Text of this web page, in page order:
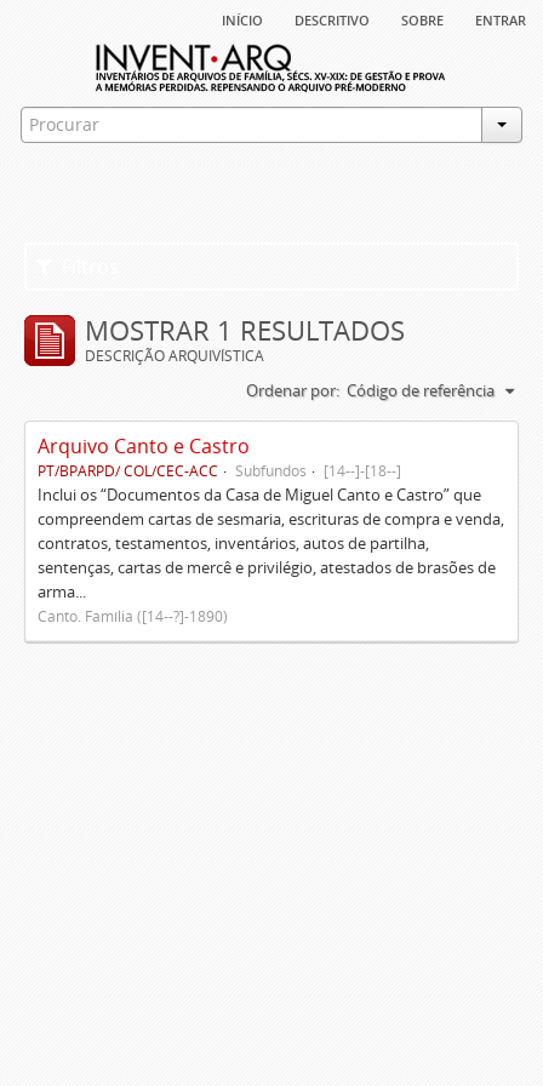
início descritivo sobre entrar
MOSTRAR 1 RESULTADOS
DESCRIÇÃO ARQUIVÍSTICA
Ordenar por: Código de referência
Arquivo Canto e Castro
PT/BPARPD/ COL/CEC-ACC Subfundos [14--]-[18--]
Inclui os “Documentos da Casa de Miguel Canto e Castro” que
compreendem cartas de sesmaria, escrituras de compra e venda,
contratos, testamentos, inventários, autos de partilha,
sentenças, cartas de mercê e privilégio, atestados de brasões de
arma...
Canto. Família ([14--?]-1890)